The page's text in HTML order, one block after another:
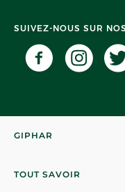
SUIVEZ-NOUS SUR
GIPHAR
TOUT SAVOIR